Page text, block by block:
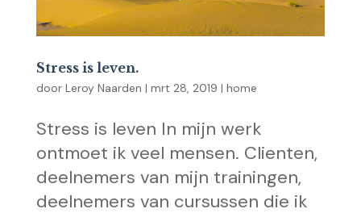
Stress is leven.
door Leroy Naarden | mrt 28, 2019 | home
Stress is leven In mijn werk
ontmoet ik veel mensen. Clienten,
deelnemers van mijn trainingen,
deelnemers van cursussen die ik